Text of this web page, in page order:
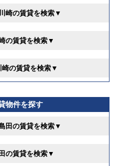
崎の賃貸を検索▼
の賃貸を検索▼
の賃貸を検索▼
物件を探す
田の賃貸を検索▼
の賃貸を検索▼